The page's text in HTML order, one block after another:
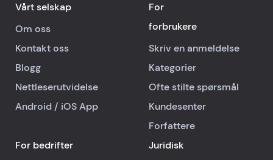
Vårt selskap
Om oss
Kontakt oss
Blogg
Nettleserutvidelse
Android/ iOSApp
For
forbrukere
Skriv en anmeldelse
Kategorier
Ofte stilte spørsmål
Kundesenter
Forfattere
For bedrifter
Juridisk